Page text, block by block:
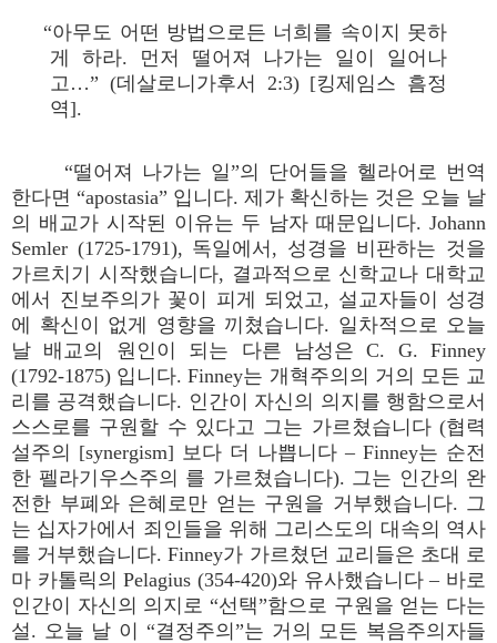
“아무도 어떤 방법으로든 너희를 속이지 못하
게 하라. 먼저 떨어져 나가는 일이 일어나
고…” (데살로니가후서 2:3) [킹제임스 흠정
역].
“떨어져 나가는 일”의 단어들을 헬라어로 번역
한다면 “apostasia” 입니다. 제가 확신하는 것은 오늘 날
의 배교가 시작된 이유는 두 남자 때문입니다. Johann
Semler (1725-1791), 독일에서, 성경을 비판하는 것을
가르치기 시작했습니다, 결과적으로 신학교나 대학교
에서 진보주의가 꽃이 피게 되었고, 설교자들이 성경
에 확신이 없게 영향을 끼쳤습니다. 일차적으로 오늘
날 배교의 원인이 되는 다른 남성은 C. G. Finney
(1792-1875) 입니다. Finney는 개혁주의의 거의 모든 교
리를 공격했습니다. 인간이 자신의 의지를 행함으로서
스스로를 구원할 수 있다고 그는 가르쳤습니다 (협력
설주의 [synergism] 보다 더 나쁩니다 – Finney는 순전
한 펠라기우스주의 를 가르쳤습니다). 그는 인간의 완
전한 부폐와 은혜로만 얻는 구원을 거부했습니다. 그
는 십자가에서 죄인들을 위해 그리스도의 대속의 역사
를 거부했습니다. Finney가 가르쳤던 교리들은 초대 로
마 카톨릭의 Pelagius (354-420)와 유사했습니다 – 바로
인간이 자신의 의지로 “선택”함으로 구원을 얻는 다는
설. 오늘 날 이 “결정주의”는 거의 모든 복음주의자들